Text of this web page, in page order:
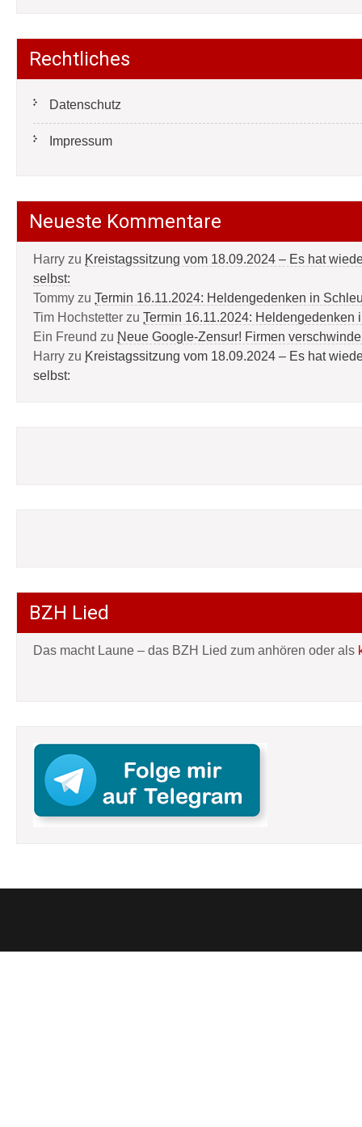
Rechtliches
Datenschutz
Impressum
Neueste Kommentare
Harry zu Kreistagssitzung vom 18.09.2024 – Es hat
selbst:
Tommy zu Termin 16.11.2024: Heldengedenken in
Tim Hochstetter zu Termin 16.11.2024: Heldengedenken
Ein Freund zu Neue Google-Zensur! Firmen
Harry zu Kreistagssitzung vom 18.09.2024 – Es hat
selbst:
BZH Lied
Das macht Laune – das BZH Lied zum anhören oder als